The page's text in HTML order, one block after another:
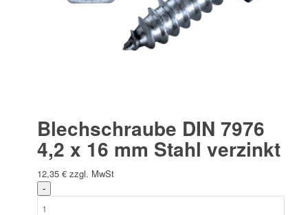
Blechschraube DIN 7976
4,2 x 16 mm Stahl verzinkt
12,35 € zzgl. MwSt